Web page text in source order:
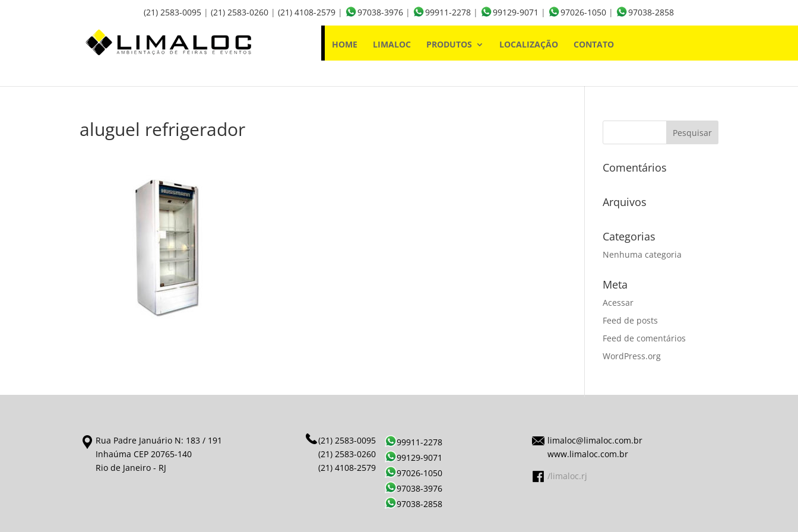
(21) 2583-0095| (21) 2583-0260| (21) 4108-2579| 97038-3976| 99911-2278| 99129-9071 | 97026-1050| 97038-2858
HOME LIMALOC PRODUTOS LOCALIZAÇÃO CONTATO
aluguel refrigerador
Comentários
Arquivos
Categorias
Nenhuma categoria
Meta
Acessar
Feed de posts
Feed de comentários
WordPress.org
Rua Padre Januário N: 183 / 191
Inhaúma CEP 20765-140
Rio de Janeiro - RJ
(21) 2583-0095
(21) 2583-0260
(21) 4108-2579
99911-2278
99129-9071
97026-1050
97038-3976
97038-2858
limaloc@limaloc.com.br
www.limaloc.com.br
/limaloc.rj